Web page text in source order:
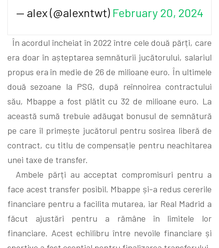
— alex (@alexntwt) February 20, 2024
În acordul încheiat în 2022 între cele două părți, care
era doar în așteptarea semnăturii jucătorului, salariul
propus era în medie de 26 de milioane euro. În ultimele
două sezoane la PSG, după reînnoirea contractului
său, Mbappe a fost plătit cu 32 de milioane euro. La
această sumă trebuie adăugat bonusul de semnătură
pe care îl primește jucătorul pentru sosirea liberă de
contract, cu titlu de compensație pentru neachitarea
unei taxe de transfer.
Ambele părți au acceptat compromisuri pentru a
face acest transfer posibil. Mbappe și-a redus cererile
financiare pentru a facilita mutarea, iar Real Madrid a
făcut ajustări pentru a rămâne în limitele lor
financiare. Acest echilibru între nevoile financiare și